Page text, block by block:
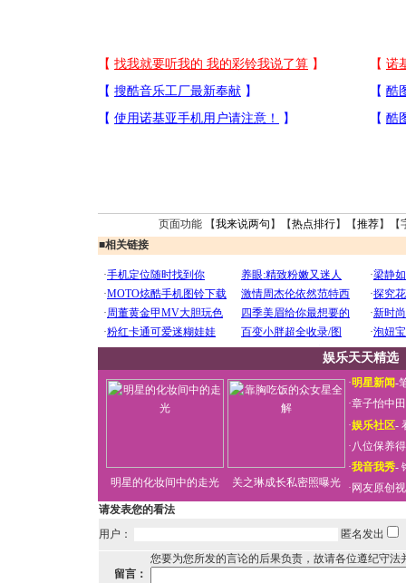
页面功能 【我来说两句 】【热点排行】【推荐】【
■相关链接
娱乐天天精选
明星的化妆间中的走光 关之琳成长私密照曝光
·明星新闻-
·章子怡中
·娱乐社区-
·八位保养
·我音我秀-
· 网友原创
请发表您的看法
用户：
匿名发出
您要为您所发的言论的后果负责，故请各位遵纪守法
留言：